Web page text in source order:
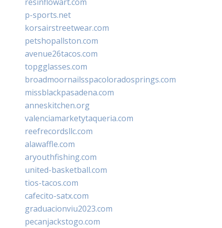
p-sports.net
korsairstreetwear.com
petshopallston.com
avenue26tacos.com
topgglasses.com
broadmoornailsspacoloradosprings.com
missblackpasadena.com
anneskitchen.org
valenciamarketytaqueria.com
reefrecordsllc.com
alawaffle.com
aryouthfishing.com
united-basketball.com
tios-tacos.com
cafecito-satx.com
graduacionviu2023.com
pecanjackstogo.com